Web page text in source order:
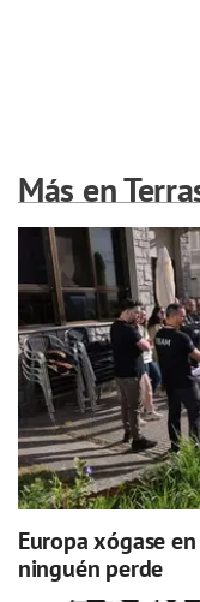
Más en
Europa xógase
ninguén perde